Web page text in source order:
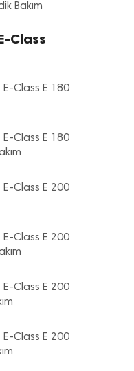
Bakım
Class
Class E 180
Class E 180
Class E 200
Class E 200
Class E 200
Class E 200